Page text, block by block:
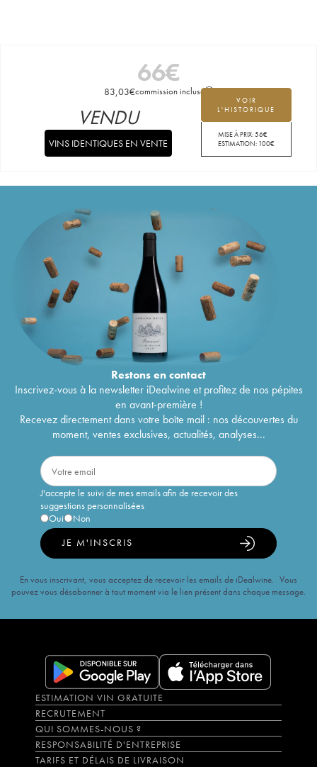
66€
83,03€commission incluse
VOIR
L'HISTORIQUE
MISE À PRIX:56€
ESTIMATION: 100€
VENDU
VINS IDENTIQUES EN VENTE
Restons encontact
Inscrivez-vous à la newsletter iDealwine et profitez de nos pépites
en avant-première !
Recevez directement dans votre boîte mail : nos découvertes du
moment, ventes exclusives, actualités, analyses...
J'accepte le suivi de mes emails afin de recevoir des
suggestions personnalisées
Oui
Non
JE M'INSCRIS
En vous inscrivant, vous acceptez de recevoir les emails de iDealwine. Vous
pouvez vous désabonner à tout moment via le lien présent dans chaque message.
ESTIMATION VIN GRATUITE
RECRUTEMENT
QUI SOMMES-NOUS ?
RESPONSABILITÉ D'ENTREPRISE
TARIFS ET DÉLAIS DE LIVRAISON